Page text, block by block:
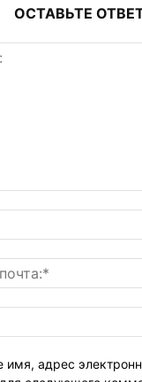
ОСТАВЬТЕ
имя, адрес